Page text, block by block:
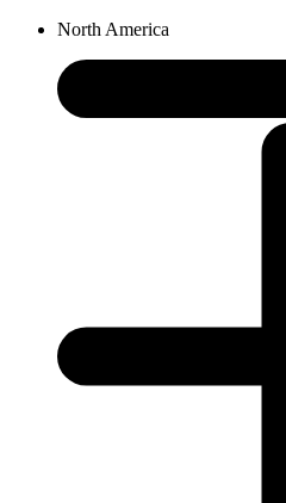
North America